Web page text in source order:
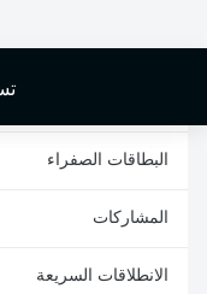
البطاقات الصفراء
المشاركات
الانطلاقات السريعة